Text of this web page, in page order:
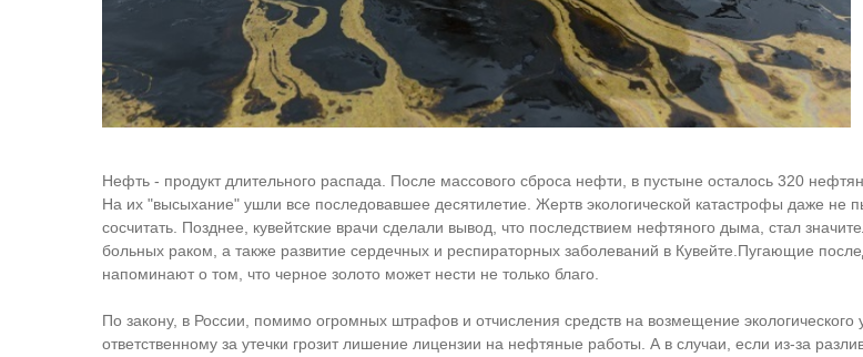
Нефть - продукт длительного распада. После массового сброса нефти, в пустыне осталось 320
На их "высыхание" ушли все последовавшее десятилетие. Жертв экологической катастрофы даже не
сосчитать. Позднее, кувейтские врачи сделали вывод, что последствием нефтяного дыма, стал
больных раком, а также развитие сердечных и респираторных заболеваний в Кувейте.Пугающие
напоминают о том, что черное золото может нести не только благо.
По закону, в России, помимо огромных штрафов и отчисления средств на возмещение экологического
ответственному за утечки грозит лишение лицензии на нефтяные работы. А в случаи, если из-за